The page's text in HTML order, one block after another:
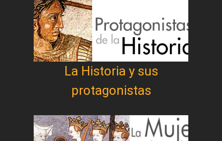
La Historia y sus
protagonistas